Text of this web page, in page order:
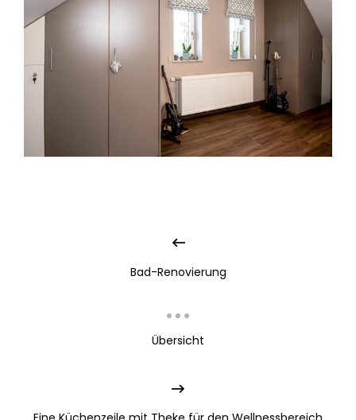
Bad-Renovierung
Übersicht